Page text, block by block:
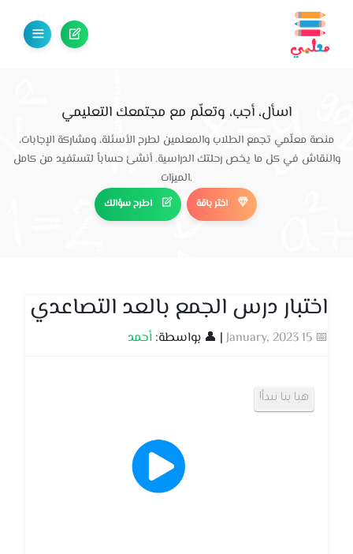
اسأل، أجب، وتعلّم مع مجتمعك التعليمي
منصة معلّمي تجمع الطلاب والمعلمين لطرح الأسئلة، ومشاركة الإجابات،
والنقاش في كل ما يخص رحلتك الدراسية. أنشئ حساباً لتستفيد من كامل
الميزات.
اطرح سؤالك اختر باقة
اختبار درس الجمع بالعد التصاعدي
📅 15 January, 2023 | 👤 بواسطة: أحمد